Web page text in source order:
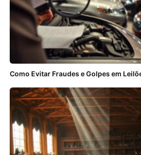
Como Evitar Fraudes e Golpes em